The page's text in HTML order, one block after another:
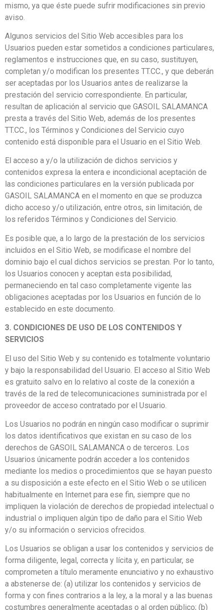
mismo, ya que éste puede sufrir modificaciones sin previo
aviso.
Algunos servicios del Sitio Web accesibles para los
Usuarios pueden estar sometidos a condiciones particulares,
reglamentos e instrucciones que, en su caso, sustituyen,
completan y/o modifican los presentes TT.CC., y que deberán
ser aceptadas por los Usuarios antes de realizarse la
prestación del servicio correspondiente. En particular,
resultan de aplicación al servicio que GASOIL SALAMANCA
presta a través del Sitio Web, además de los presentes
TT.CC., los Términos y Condiciones del Servicio cuyo
contenido está disponible para el Usuario en el Sitio Web.
El acceso a y/o la utilización de dichos servicios y
contenidos expresa la entera e incondicional aceptación de
las condiciones particulares en la versión publicada por
GASOIL SALAMANCA en el momento en que se produzca
dicho acceso y/o utilización, entre otros, sin limitación, de
los referidos Términos y Condiciones del Servicio.
Es posible que, a lo largo de la prestación de los servicios
incluidos en el Sitio Web, se modificase el nombre del
dominio bajo el cual dichos servicios se prestan. Por lo tanto,
los Usuarios conocen y aceptan esta posibilidad,
permaneciendo en tal caso completamente vigente las
obligaciones aceptadas por los Usuarios en función de lo
establecido en este documento.
3. CONDICIONES DE USO DE LOS CONTENIDOS Y
SERVICIOS
El uso del Sitio Web y su contenido es totalmente voluntario
y bajo la responsabilidad del Usuario. El acceso al Sitio Web
es gratuito salvo en lo relativo al coste de la conexión a
través de la red de telecomunicaciones suministrada por el
proveedor de acceso contratado por el Usuario.
Los Usuarios no podrán en ningún caso modificar o suprimir
los datos identificativos que existan en su caso de los
derechos de GASOIL SALAMANCA o de terceros. Los
Usuarios únicamente podrán acceder a los contenidos
mediante los medios o procedimientos que se hayan puesto
a su disposición a este efecto en el Sitio Web o se utilicen
habitualmente en Internet para ese fin, siempre que no
impliquen la violación de derechos de propiedad intelectual o
industrial o impliquen algún tipo de daño para el Sitio Web
y/o su información o servicios ofrecidos.
Los Usuarios se obligan a usar los contenidos y servicios de
forma diligente, legal, correcta y lícita y, en particular, se
comprometen a título meramente enunciativo y no exhaustivo
a abstenerse de: (a) utilizar los contenidos y servicios de
forma y con fines contrarios a la ley, a la moral y a las buenas
costumbres generalmente aceptadas o al orden público; (b)